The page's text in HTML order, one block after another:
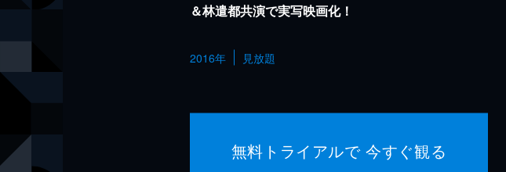
＆林遣都共演で実写映画化！
2016年 見放題
無料トライアルで 今すぐ観る